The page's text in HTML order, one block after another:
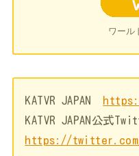
ワール
KATVR JAPAN
KATVR JAPAN公式
https://twitter.com/